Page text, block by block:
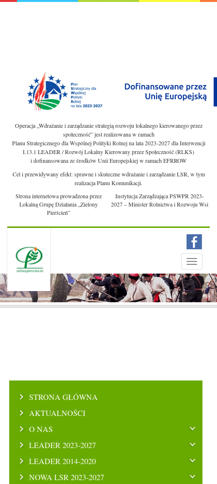
Operacja „Wdrażanie i zarządzanie strategią rozwoju lokalnego kierowanego przez
społeczność” jest realizowana w ramach
Planu Strategicznego dla Wspólnej Polityki Rolnej na lata 2023-2027 dla Interwencji
I.13.1 LEADER / Rozwój Lokalny Kierowany przez Społeczność (RLKS)
i dofinansowana ze środków Unii Europejskiej w ramach EFRROW
Cel i przewidywany efekt: sprawne i skuteczne wdrażanie i zarządzanie LSR, w tym
realizacja Planu Komunikacji.
Strona internetowa prowadzona przez
Lokalną Grupę Działania „Zielony
Pierścień”
Instytucja Zarządzająca PSWPR 2023-
2027 – Minister Rolnictwa i Rozwoju Wsi
Toggle
Menu
STRONA GŁÓWNA
AKTUALNOŚCI
O NAS
LEADER 2023-2027
LEADER 2014-2020
NOWA LSR 2023-2027